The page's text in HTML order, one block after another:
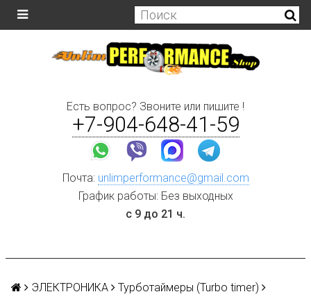
Есть вопрос? Звоните или пишите !
+7-904-648-41-59
Почта: unlimperformance@gmail.com
График работы: Без выходных
с 9 до 21 ч.
ЭЛЕКТРОНИКА Турботаймеры (Turbo timer)